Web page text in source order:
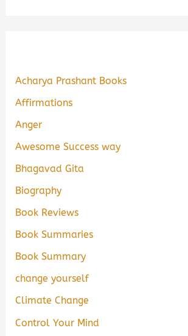
Acharya Prashant Books
Affirmations
Anger
Awesome Success way
Bhagavad Gita
Biography
Book Reviews
Book Summaries
Book Summary
change yourself
Climate Change
Control Your Mind